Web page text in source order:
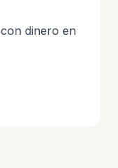
dinero en